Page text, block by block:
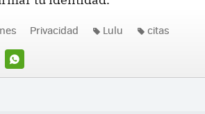
WHATSAPP
Privacidad Lulu citas